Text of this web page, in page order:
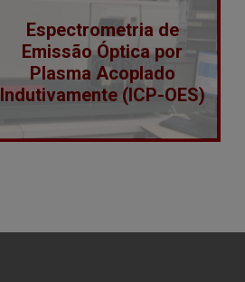
Espectrometria de
Emissão Óptica por
Plasma Acoplado
Indutivamente (ICP-OES)